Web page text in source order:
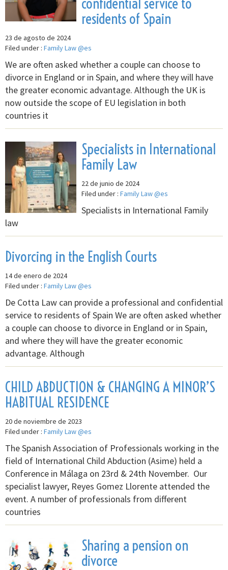
residents of Spain
23 de agosto de 2024
Filed under : Family Law @es
We are often asked whether a couple can choose to
divorce in England or in Spain, and where they will have
the greater economic advantage. Although the UK is
now outside the scope of EU legislation in both
countries it
Specialists in International
Family Law
22 de junio de 2024
Filed under : Family Law @es
Specialists in International Family
law
Divorcing in the English Courts
14 de enero de 2024
Filed under : Family Law @es
De Cotta Law can provide a professional and confidential
service to residents of Spain We are often asked whether
a couple can choose to divorce in England or in Spain,
and where they will have the greater economic
advantage. Although
CHILD ABDUCTION & CHANGING A MINOR’S
HABITUAL RESIDENCE
20 de noviembre de 2023
Filed under : Family Law @es
The Spanish Association of Professionals working in the
field of International Child Abduction (Asime) held a
Conference in Málaga on 23rd & 24th November. Our
specialist lawyer, Reyes Gomez Llorente attended the
event. A number of professionals from different
countries
Sharing a pension on
divorce